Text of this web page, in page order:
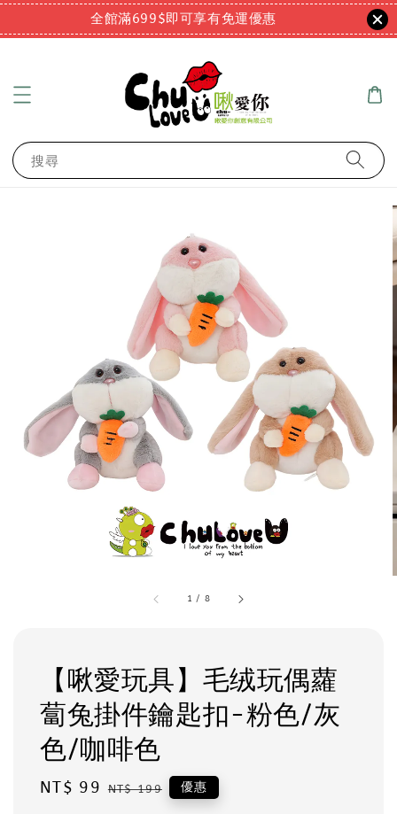
全館滿699$即可享有免運優惠
搜尋
1 / 8
【啾愛玩具】毛绒玩偶蘿
蔔兔掛件鑰匙扣-粉色/灰
色/咖啡色
Sale
NT$ 99 Regular
NT$ 199 優惠